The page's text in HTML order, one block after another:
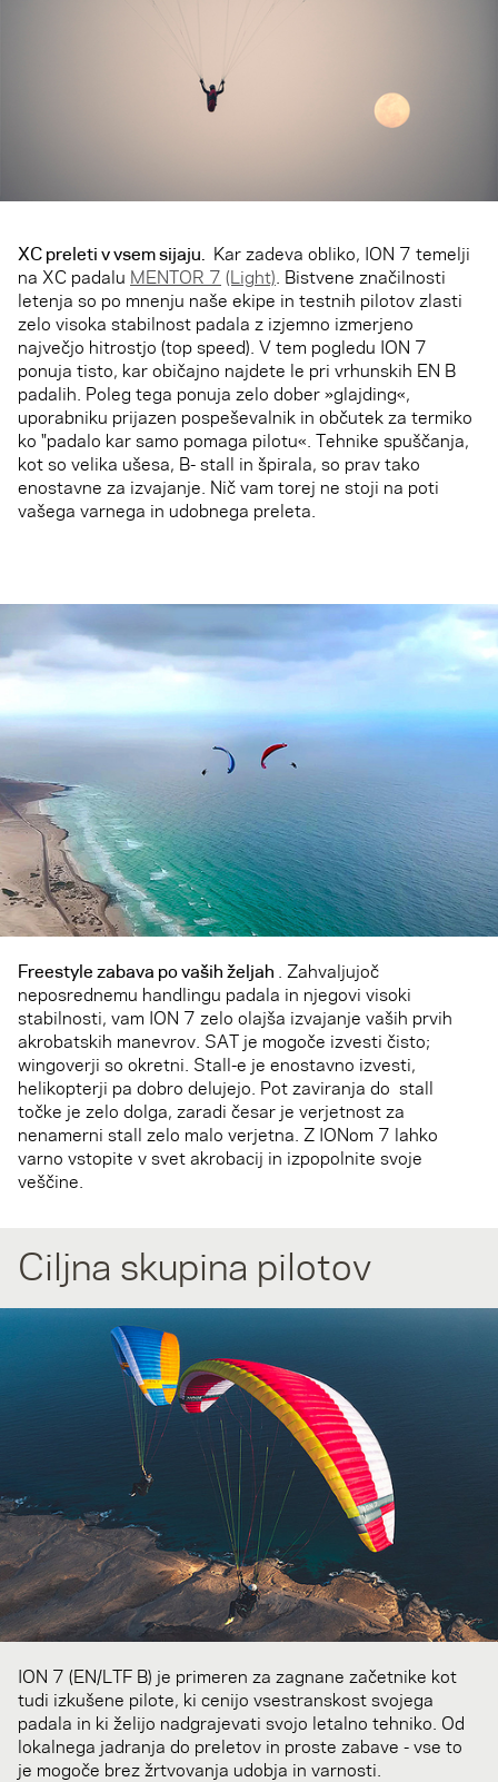
XC preleti v vsem sijaju. Kar zadeva obliko, ION 7 temelji
na XC padalu MENTOR 7 (Light). Bistvene značilnosti
letenja so po mnenju naše ekipe in testnih pilotov zlasti
zelo visoka stabilnost padala z izjemno izmerjeno
največjo hitrostjo (top speed). V tem pogledu ION 7
ponuja tisto, kar običajno najdete le pri vrhunskih EN B
padalih. Poleg tega ponuja zelo dober »glajding«,
uporabniku prijazen pospeševalnik in občutek za termiko
ko "padalo kar samo pomaga pilotu«. Tehnike spuščanja,
kot so velika ušesa, B- stall in špirala, so prav tako
enostavne za izvajanje. Nič vam torej ne stoji na poti
vašega varnega in udobnega preleta.
Freestyle zabava po vaših željah . Zahvaljujoč
neposrednemu handlingu padala in njegovi visoki
stabilnosti, vam ION 7 zelo olajša izvajanje vaših prvih
akrobatskih manevrov. SAT je mogoče izvesti čisto;
wingoverji so okretni. Stall-e je enostavno izvesti,
helikopterji pa dobro delujejo. Pot zaviranja do stall
točke je zelo dolga, zaradi česar je verjetnost za
nenamerni stall zelo malo verjetna. Z IONom 7 lahko
varno vstopite v svet akrobacij in izpopolnite svoje
veščine.
Ciljna skupina pilotov
ION 7 (EN/LTF B) je primeren za zagnane začetnike kot
tudi izkušene pilote, ki cenijo vsestranskost svojega
padala in ki želijo nadgrajevati svojo letalno tehniko. Od
lokalnega jadranja do preletov in proste zabave - vse to
je mogoče brez žrtvovanja udobja in varnosti.